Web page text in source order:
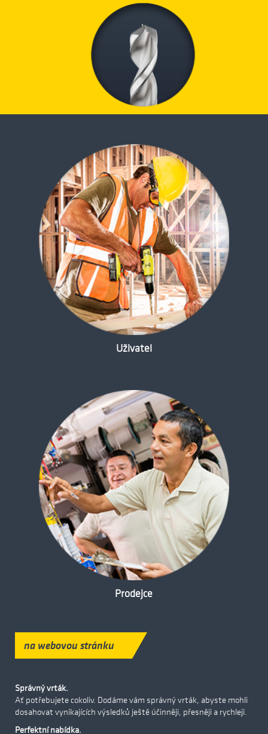
Uživatel
Prodejce
na webovou stránku
Správný vrták.
Ať potřebujete cokoliv. Dodáme vám správný vrták, abyste mohli
dosahovat vynikajících výsledků ještě účinněji, přesněji a rychleji.
Perfektní nabídka.